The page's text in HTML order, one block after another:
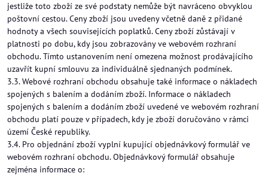
jestliže toto zboží ze své podstaty nemůže být navráceno obvyklou
poštovní cestou. Ceny zboží jsou uvedeny včetně daně z přidané
hodnoty a všech souvisejících poplatků. Ceny zboží zůstávají v
platnosti po dobu, kdy jsou zobrazovány ve webovém rozhraní
obchodu. Tímto ustanovením není omezena možnost prodávajícího
uzavřít kupní smlouvu za individuálně sjednaných podmínek.
3.3. Webové rozhraní obchodu obsahuje také informace o nákladech
spojených s balením a dodáním zboží. Informace o nákladech
spojených s balením a dodáním zboží uvedené ve webovém rozhraní
obchodu platí pouze v případech, kdy je zboží doručováno v rámci
území České republiky.
3.4. Pro objednání zboží vyplní kupující objednávkový formulář ve
webovém rozhraní obchodu. Objednávkový formulář obsahuje
zejména informace o: